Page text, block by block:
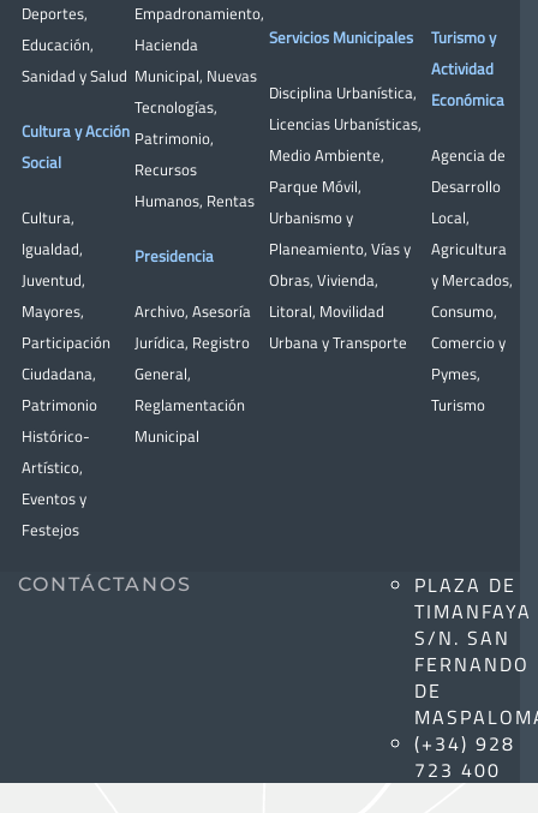
Deportes,
Educación,
Sanidad y Salud
Cultura y Acción
Social
Cultura,
Igualdad,
Juventud,
Mayores,
Participación
Ciudadana,
Patrimonio
Histórico-
Artístico,
Eventos y
Festejos
Empadronamiento,
Hacienda
Municipal, Nuevas
Tecnologías,
Patrimonio,
Recursos
Humanos, Rentas
Presidencia
Archivo, Asesoría
Jurídica, Registro
General,
Reglamentación
Municipal
Servicios Municipales
Disciplina Urbanística,
Licencias Urbanísticas,
Medio Ambiente,
Parque Móvil,
Urbanismo y
Planeamiento, Vías y
Obras, Vivienda,
Litoral, Movilidad
Urbana y Transporte
Turismo y
Actividad
Económica
Agencia de
Desarrollo
Local,
Agricultura
y Mercados,
Consumo,
Comercio y
Pymes,
Turismo
CONTÁCTANOS
PLAZA DE
TIMANFAYA
S/N. SAN
FERNANDO
DE
(+34) 928
723 400